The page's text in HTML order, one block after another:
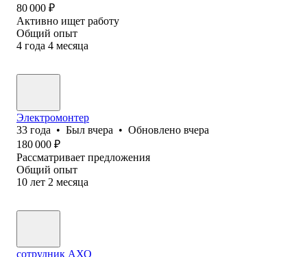
80 000 ₽
Активно ищет работу
Общий опыт
4 года 4 месяца
Электромонтер
33 года • Был вчера • Обновлено вчера
180 000 ₽
Рассматривает предложения
Общий опыт
10 лет 2 месяца
сотрудник АХО